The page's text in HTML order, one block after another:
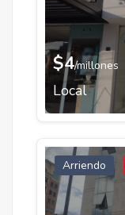
$4/millones
Local
Arriendo